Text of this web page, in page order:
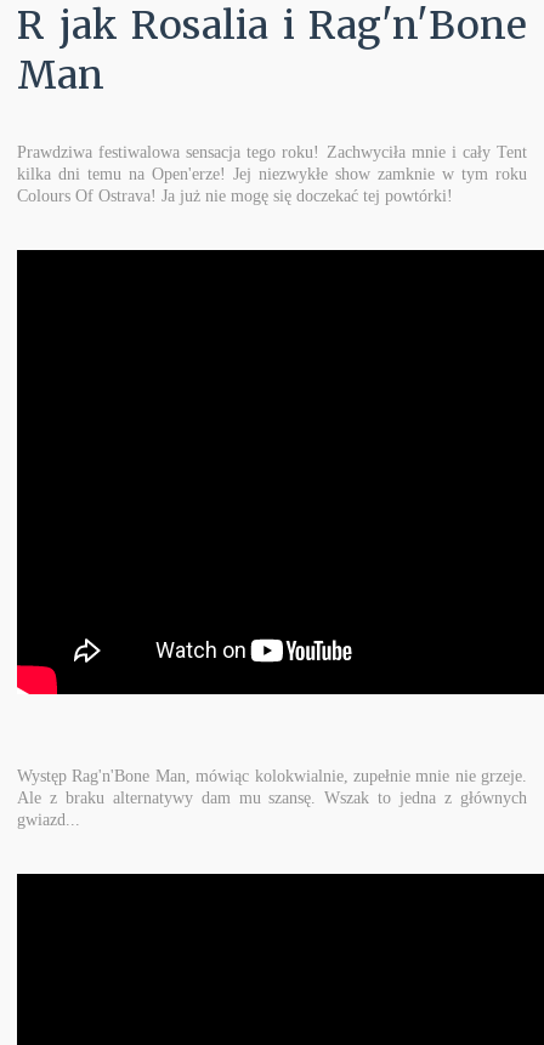
R jak Rosalia i Rag'n'Bone
Man
Prawdziwa festiwalowa sensacja tego roku! Zachwyciła mnie i cały Tent
kilka dni temu na Open'erze! Jej niezwykłe show zamknie w tym roku
Colours Of Ostrava! Ja już nie mogę się doczekać tej powtórki!
Występ Rag'n'Bone Man, mówiąc kolokwialnie, zupełnie mnie nie grzeje.
Ale z braku alternatywy dam mu szansę. Wszak to jedna z głównych
gwiazd...